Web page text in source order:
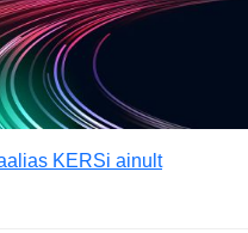
KERSi ainult